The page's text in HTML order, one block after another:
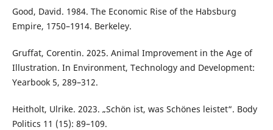
Good, David. 1984. The Economic Rise of the Habsburg
Empire, 1750–1914. Berkeley.
Gruffat, Corentin. 2025. Animal Improvement in the Age of
Illustration. In Environment, Technology and Development:
Yearbook 5, 289–312.
Heitholt, Ulrike. 2023. „Schön ist, was Schönes leistet“. Body
Politics 11 (15): 89–109.